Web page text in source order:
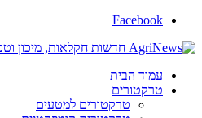
Facebook
עמוד הבית
טרקטורים
טרקטורים למטעים